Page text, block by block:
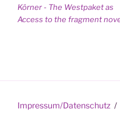
Körner - The Westpaket as
Access to the fragment
Impressum/Datenschutz